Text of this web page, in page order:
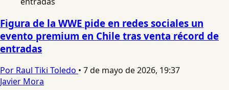
Figura de la WWE pide en redes sociales un
evento premium en Chile tras venta récord de
entradas
Por Raul Tiki Toledo • 7 de mayo de 2026, 19:37
Javier Mora